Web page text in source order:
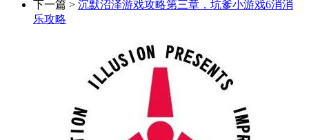
下一篇 > 沉默沼泽游戏攻略第三章，坑爹小游戏6消消
乐攻略